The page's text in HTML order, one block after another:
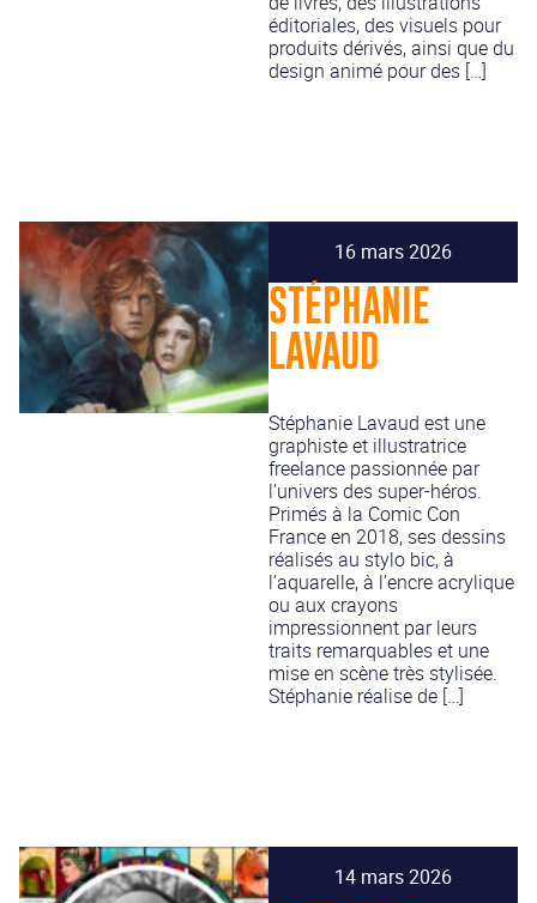
éditoriales, des visuels pour
produits dérivés, ainsi que du
design animé pour des […]
16 mars 2026
STÉPHANIE
LAVAUD
Stéphanie Lavaud est une
graphiste et illustratrice
freelance passionnée par
l’univers des super-héros.
Primés à la Comic Con
France en 2018, ses dessins
réalisés au stylo bic, à
l’aquarelle, à l’encre acrylique
ou aux crayons
impressionnent par leurs
traits remarquables et une
mise en scène très stylisée.
Stéphanie réalise de […]
14 mars 2026